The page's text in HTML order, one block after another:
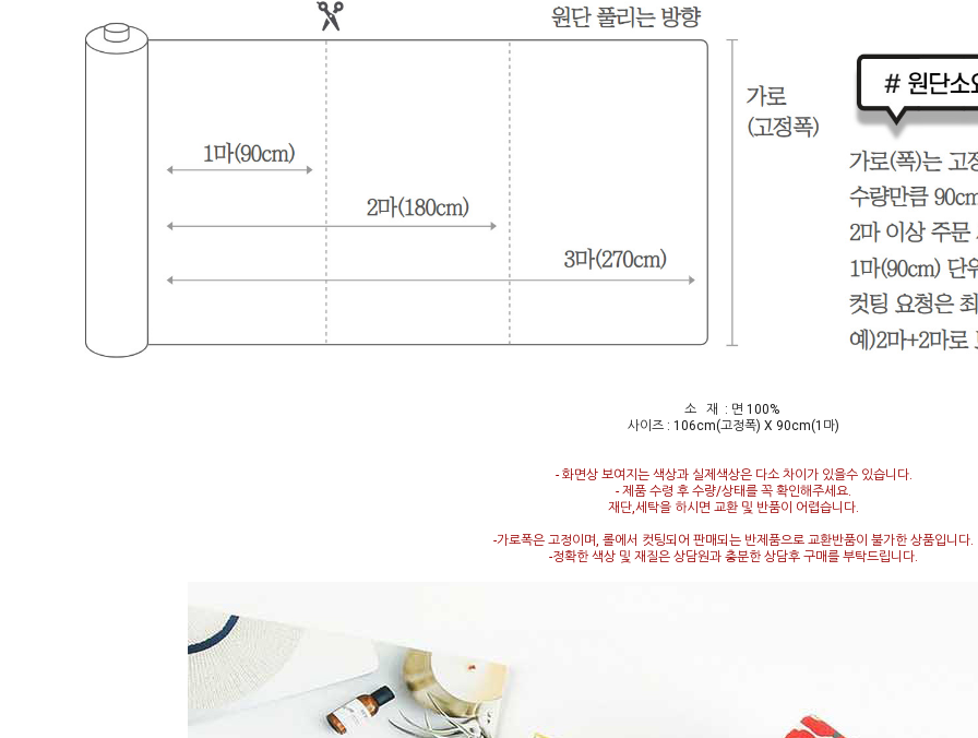
소 재 : 면 100%
사이즈 : 106cm(고정폭) X 90cm(1마)
- 화면상 보여지는 색상과 실제색상은 다소 차이가 있을수 있습니다.
- 제품 수령 후 수량/상태를 꼭 확인해주세요.
재단,세탁을 하시면 교환 및 반품이 어렵습니다.
-가로폭은 고정이며, 롤에서 컷팅되어 판매되는 반제품으로 교환반품이 불가한 상품입니다.
-정확한 색상 및 재질은 상담원과 충분한 상담후 구매를 부탁드립니다.